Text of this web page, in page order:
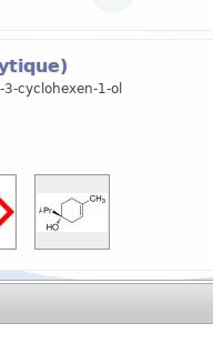
cyclohexen-1-ol